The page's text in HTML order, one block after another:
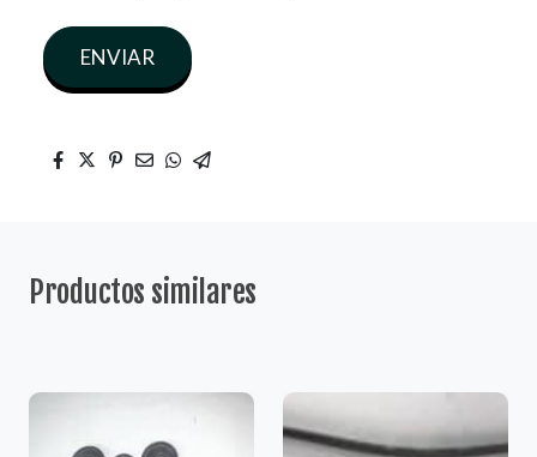
ENVIAR
Productos similares